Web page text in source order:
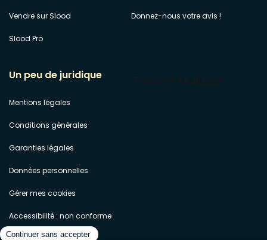
Vendre sur Slood
Slood Pro
Donnez-nous votre avis !
Un peu de juridique
Mentions légales
Conditions générales
Garanties légales
Données personnelles
Gérer mes cookies
Accessibilité : non conforme